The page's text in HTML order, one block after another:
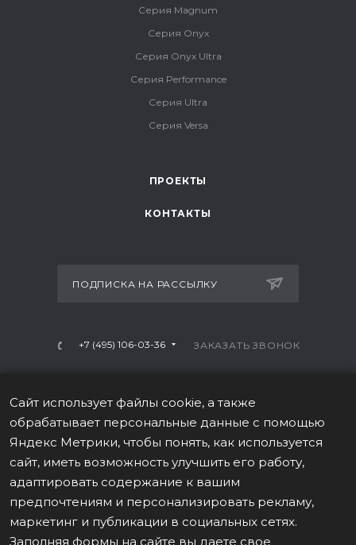
Серия Magnum
Серия Onyx
Серия Onyx Ultra
Серия Performance
Серия Ultra
Серия Versa
ПРОЕКТЫ
КОНТАКТЫ
ПОДПИСКА НА РАССЫЛКУ
+7 (495) 106-03-36 ЗАКАЗАТЬ ЗВОНОК
г. Москва, Варшавское ш., 28А, 1 этаж
ПОЛИТИКА В ОТНОШЕНИИ ОБРАБОТКИ ПЕРСОНАЛЬНЫХ
ДАННЫХ
Сайт использует файлы cookie, а также
обрабатывает персональные данные с помощью
Яндекс Метрики, чтобы понять, как используется
сайт, иметь возможность улучшить его работу,
адаптировать содержание к вашим
предпочтениям и персонализировать рекламу,
маркетинг и публикации в социальных сетях.
Заполняя формы на сайте вы даете свое